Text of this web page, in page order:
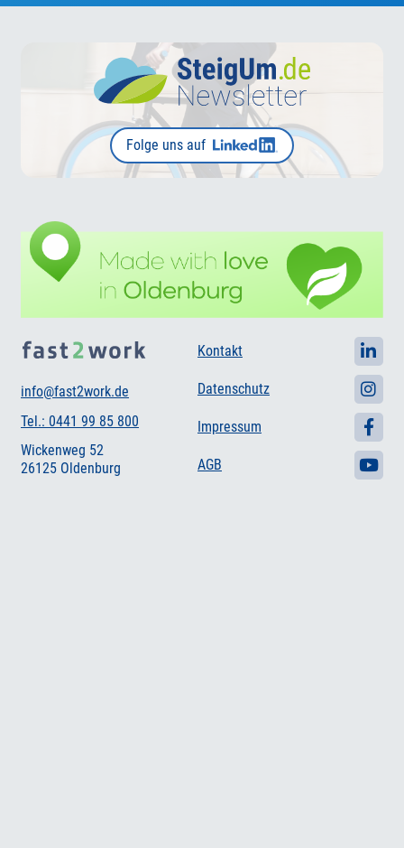
Folge uns auf
info@fast2work.de
Tel.: 0441 99 85 800
Wickenweg 52
26125 Oldenburg
Kontakt
Datenschutz
Impressum
AGB